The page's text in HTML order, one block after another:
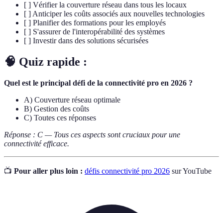
[ ] Vérifier la couverture réseau dans tous les locaux
[ ] Anticiper les coûts associés aux nouvelles technologies
[ ] Planifier des formations pour les employés
[ ] S'assurer de l'interopérabilité des systèmes
[ ] Investir dans des solutions sécurisées
🧠 Quiz rapide :
Quel est le principal défi de la connectivité pro en 2026 ?
A) Couverture réseau optimale
B) Gestion des coûts
C) Toutes ces réponses
Réponse : C — Tous ces aspects sont cruciaux pour une
connectivité efficace.
📺 Pour aller plus loin : défis connectivité pro 2026 sur YouTube